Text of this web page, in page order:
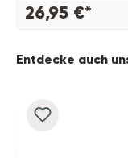
26,95 €*
Produktgalerie
Entdecke auch